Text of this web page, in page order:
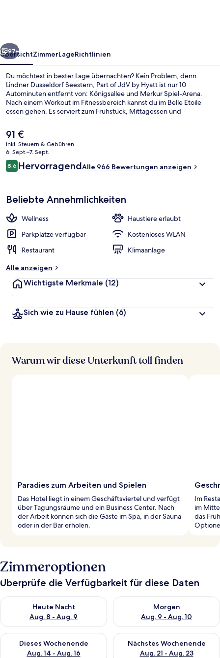
by
Hyatt
Weiter
97+
ÜbersichtZimmerLageRichtlinien
Du möchtest in bester Lage übernachten? Kein Problem, denn
Lindner Dusseldorf Seestern, Part of JdV by Hyatt ist nur 10
Autominuten entfernt von: Königsallee und Merkur Spiel-Arena.
Nach einem Workout im Fitnessbereich kannst du im Belle Etoile
essen gehen. Es serviert zum Frühstück, Mittagessen und
eine Loungebar und eine Sauna. Die Unterkunft ist nur einen kurzen
Fußmarsch von den öffentlichen Verkehrsmitteln entfernt: Zur U-
Bahn läuft man 7 Minuten (Stadtbahn-Haltestelle Am Seestern) bzw.
13 Minuten (Stadtbahn-Haltestelle Prinzenallee).
Der
aktuelle
Preis
beträgt
91 €.
91 €
inkl. Steuern & Gebühren
6. Sept.–7. Sept.
Bewertungen
8,68,6 von 10.
HervorragendAlle 966 Bewertungen anzeigen
Beliebte Annehmlichkeiten
Wellness
Haustiere erlaubt
Parkplätze verfügbar
Kostenloses WLAN
Restaurant
Klimaanlage
Alle anzeigen
Wichtigste Merkmale (12)
Sich wie zu Hause fühlen (6)
Warum wir diese Unterkunft toll finden
Paradies zum Arbeiten und Spielen
Das Hotel liegt in einem Geschäftsviertel und verfügt
über Tagungsräume und ein Business Center. Nach
der Arbeit können sich die Gäste im Spa, in der Sauna
oder in der Bar erholen.
Im
im
das
Zimmeroptionen
Überprüfe die Verfügbarkeit für diese Daten
Heute Nacht
Aug. 8 - Aug. 9
Überprüfe die Verfügbarkeit für heute Nacht, Aug. 8 - Aug. 9.
Morgen
Aug. 9 - Aug. 10
Überprüfe die Verfügbarkeit
Dieses Wochenende
Aug. 14 - Aug. 16
Überprüfe die Verfügbarkeit für dieses Wochenende, Aug. 14
Nächstes Wochenende
Aug. 21 - Aug. 23
Überprüfe die Verfügbarkeit